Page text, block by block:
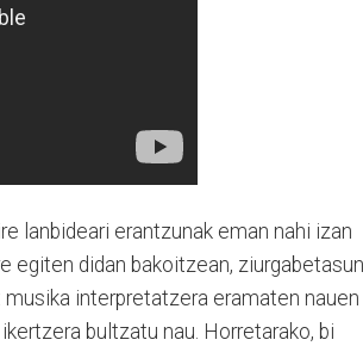
lanbideari erantzunak eman nahi izan
egiten didan bakoitzean,
interpretatzera eramaten nauen
bultzatu nau. Horretarako, bi